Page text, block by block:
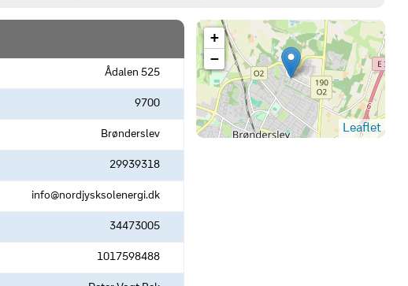
Ådalen 525
9700
Brønderslev
29939318
info@nordjysksolenergi.dk
34473005
1017598488
+
−
Leaflet